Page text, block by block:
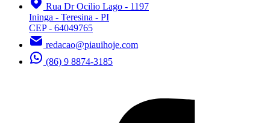
Rua Dr Ocilio Lago - 1197
Ininga - Teresina - PI
CEP - 64049765
redacao@piauihoje.com
(86) 9 8874-3185